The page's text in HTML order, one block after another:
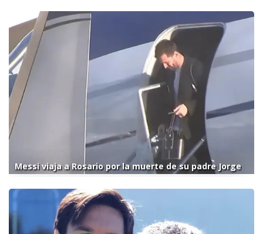
Messi viaja a Rosario por la muerte de su padre Jorge